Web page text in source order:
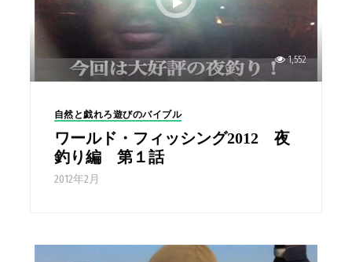
1,552
自然と戯れろ遊びのバイブル
ワールド・フィッシング2012 夜
釣り編 第１話
2012年2月